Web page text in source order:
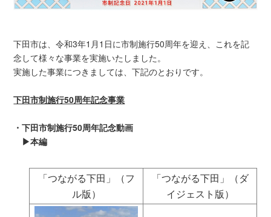
下田市は、令和3年1月1日に市制施行50周年を迎え、これを記
念して様々な事業を実施いたしました。
実施した事業につきましては、下記のとおりです。
下田市制施行50周年記念事業
・下田市制施行50周年記念動画
▶本編
「つながる下田」（フ
ル版）
「つながる下田」（ダ
イジェスト版）